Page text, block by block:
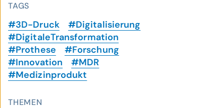
TAGS
#3D-Druck
#Digitalisierung
#DigitaleTransformation
#Prothese
#Forschung
#Innovation
#MDR
#Medizinprodukt
THEMEN